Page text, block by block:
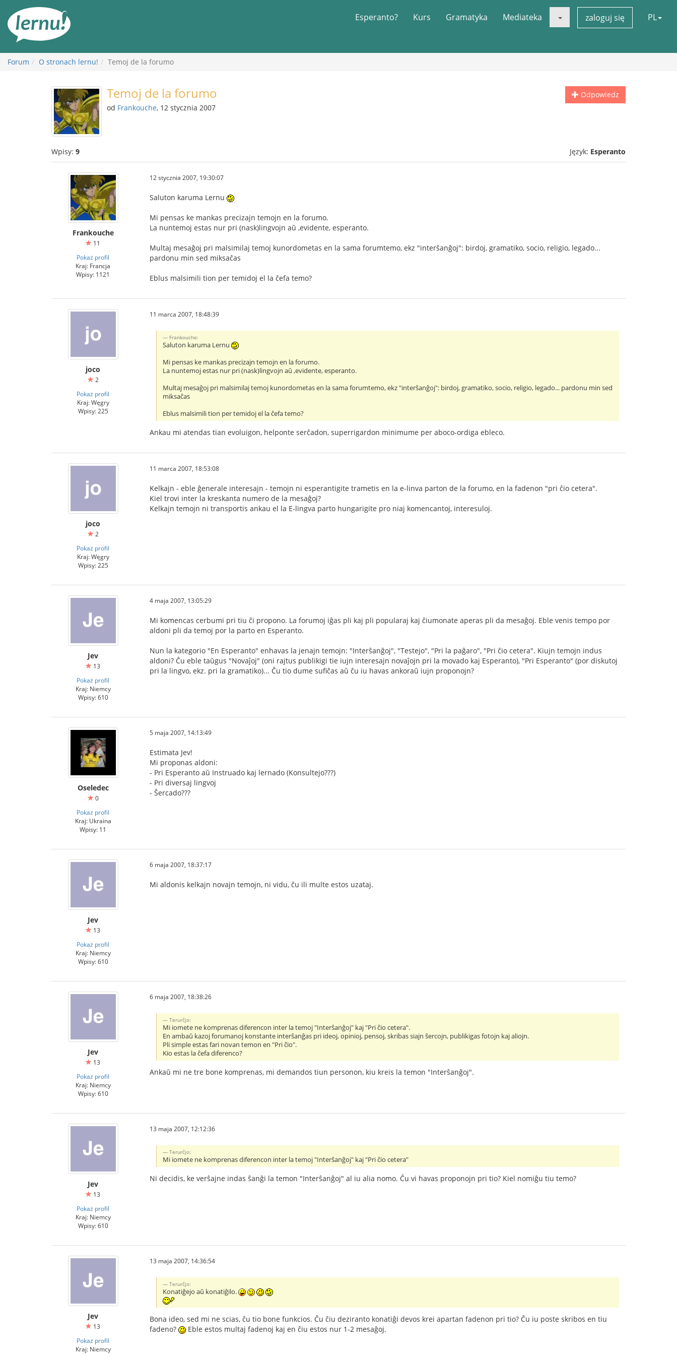
Esperanto? Kurs Gramatyka Mediateka zaloguj się PL
Forum O stronach lernu! Temoj de la forumo
Odpowiedz
Temoj de la forumo
od Frankouche, 12 stycznia 2007
Wpisy: 9 Język: Esperanto
Frankouche
11
Pokaż profil
Kraj: Francja
Wpisy: 1121
12 stycznia 2007, 19:30:07
Saluton karuma Lernu
Mi pensas ke mankas precizajn temojn en la forumo.
La nuntemoj estas nur pri (nask)lingvojn aŭ ,evidente, esperanto.
Multaj mesaĝoj pri malsimilaj temoj kunordometas en la sama forumtemo, ekz "interŝanĝoj": birdoj, gramatiko, socio, religio, legado...
pardonu min sed miksaĉas
Eblus malsimili tion per temidoj el la ĉefa temo?
joco
2
Pokaż profil
Kraj: Węgry
Wpisy: 225
11 marca 2007, 18:48:39
Frankouche:
Saluton karuma Lernu
Mi pensas ke mankas precizajn temojn en la forumo.
La nuntemoj estas nur pri (nask)lingvojn aŭ ,evidente, esperanto.
Multaj mesaĝoj pri malsimilaj temoj kunordometas en la sama forumtemo, ekz "interŝanĝoj": birdoj, gramatiko, socio, religio, legado... pardonu min sed
miksaĉas
Eblus malsimili tion per temidoj el la ĉefa temo?
Ankau mi atendas tian evoluigon, helponte serĉadon, superrigardon minimume per aboco-ordiga ebleco.
joco
2
Pokaż profil
Kraj: Węgry
Wpisy: 225
11 marca 2007, 18:53:08
Kelkajn - eble ĝenerale interesajn - temojn ni esperantigite trametis en la e-linva parton de la forumo, en la fadenon "pri ĉio cetera".
Kiel trovi inter la kreskanta numero de la mesaĝoj?
Kelkajn temojn ni transportis ankau el la E-lingva parto hungarigite pro niaj komencantoj, interesuloj.
Jev
13
Pokaż profil
Kraj: Niemcy
Wpisy: 610
4 maja 2007, 13:05:29
Mi komencas cerbumi pri tiu ĉi propono. La forumoj iĝas pli kaj pli popularaj kaj ĉiumonate aperas pli da mesaĝoj. Eble venis tempo por
aldoni pli da temoj por la parto en Esperanto.
Nun la kategorio "En Esperanto" enhavas la jenajn temojn: "Interŝanĝoj", "Testejo", "Pri la paĝaro", "Pri ĉio cetera". Kiujn temojn indus
aldoni? Ĉu eble taŭgus "Novaĵoj" (oni rajtus publikigi tie iujn interesajn novaĵojn pri la movado kaj Esperanto), "Pri Esperanto" (por diskutoj
pri la lingvo, ekz. pri la gramatiko)... Ĉu tio dume sufiĉas aŭ ĉu iu havas ankoraŭ iujn proponojn?
Oseledec
0
Pokaż profil
Kraj: Ukraina
Wpisy: 11
5 maja 2007, 14:13:49
Estimata Jev!
Mi proponas aldoni:
- Pri Esperanto aŭ Instruado kaj lernado (Konsultejo???)
- Pri diversaj lingvoj
- Ŝercado???
Jev
13
Pokaż profil
Kraj: Niemcy
Wpisy: 610
6 maja 2007, 18:37:17
Mi aldonis kelkajn novajn temojn, ni vidu, ĉu ili multe estos uzataj.
Jev
13
Pokaż profil
Kraj: Niemcy
Wpisy: 610
6 maja 2007, 18:38:26
Terurĉjo:
Mi iomete ne komprenas diferencon inter la temoj "Interŝanĝoj" kaj "Pri ĉio cetera".
En ambaŭ kazoj forumanoj konstante interŝanĝas pri ideoj, opinioj, pensoj, skribas siajn ŝercojn, publikigas fotojn kaj aliojn.
Pli simple estas fari novan temon en "Pri ĉio".
Kio estas la ĉefa diferenco?
Ankaŭ mi ne tre bone komprenas, mi demandos tiun personon, kiu kreis la temon "Interŝanĝoj".
Jev
13
Pokaż profil
Kraj: Niemcy
Wpisy: 610
13 maja 2007, 12:12:36
Terurĉjo:
Mi iomete ne komprenas diferencon inter la temoj "Interŝanĝoj" kaj "Pri ĉio cetera"
Ni decidis, ke verŝajne indas ŝanĝi la temon "Interŝanĝoj" al iu alia nomo. Ĉu vi havas proponojn pri tio? Kiel nomiĝu tiu temo?
Jev
13
Pokaż profil
Kraj: Niemcy
13 maja 2007, 14:36:54
Terurĉjo:
Konatiĝejo aŭ konatiĝilo.
Bona ideo, sed mi ne scias, ĉu tio bone funkcios. Ĉu ĉiu deziranto konatiĝi devos krei apartan fadenon pri tio? Ĉu iu poste skribos en tiu
fadeno?
Eble estos multaj fadenoj kaj en ĉiu estos nur 1-2 mesaĝoj.